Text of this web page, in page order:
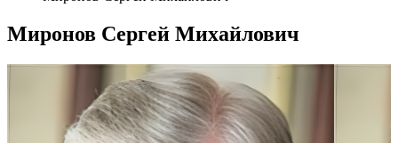
Миронов Сергей Михайлович